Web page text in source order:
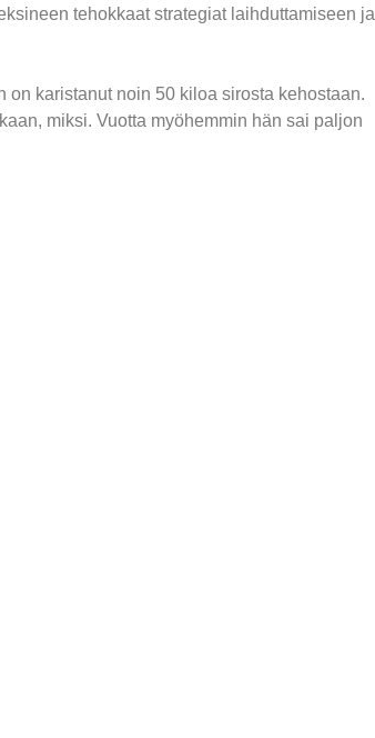
tehokkaat strategiat laihduttamiseen ja
karistanut noin 50 kiloa sirosta kehostaan.
miksi. Vuotta myöhemmin hän sai paljon